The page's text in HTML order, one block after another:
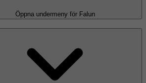
Öppna undermeny för Falun